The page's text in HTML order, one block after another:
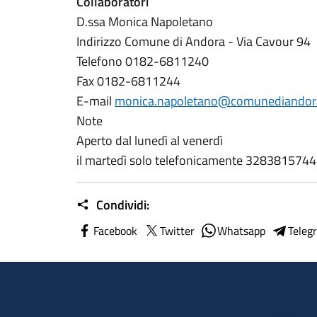
D.ssa Monica Napoletano
Indirizzo Comune di Andora - Via Cavour 94
Telefono 0182-6811240
Fax 0182-6811244
E-mail
Note
Aperto dal lunedì al venerdì
il martedì solo telefonicamente 3283815744
Condividi:
Facebook Twitter Whatsapp